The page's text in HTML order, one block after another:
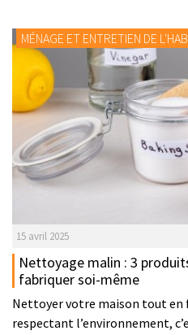
MÉNAGE ET ENTRETIEN DE
15 avril 2025
Nettoyage malin : 3
fabriquer soi-même
Nettoyer votre maison tout en
respectant l’environnement,